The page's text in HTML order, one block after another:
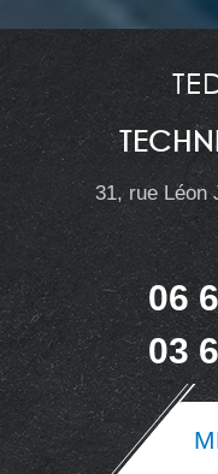
31, rue Léon
06
03